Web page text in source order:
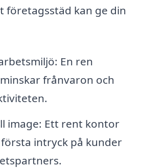
företagsstäd kan ge din
En ren
frånvaron och
image: Ett rent kontor
intryck på kunder